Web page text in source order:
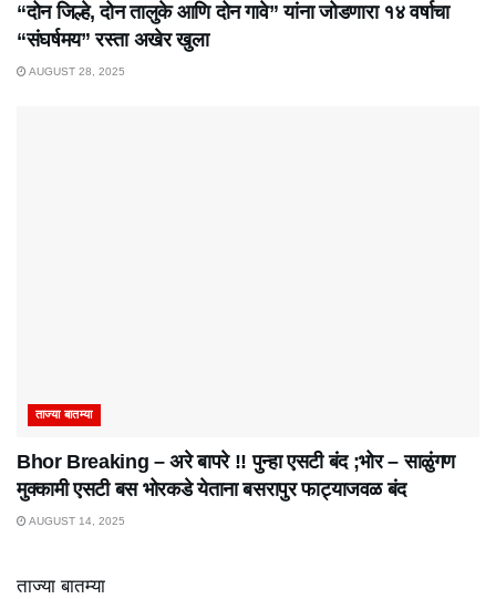
“दोन जिल्हे, दोन तालुके आणि दोन गावे” यांना जोडणारा १४ वर्षाचा
“संघर्षमय” रस्ता अखेर खुला
AUGUST 28, 2025
ताज्या बातम्या
Bhor Breaking – अरे बापरे‌ !! पुन्हा एसटी बंद ;भोर – साळुंगण
मुक्कामी एसटी बस भोरकडे येताना बसरापुर फाट्याजवळ बंद
AUGUST 14, 2025
ताज्या बातम्या